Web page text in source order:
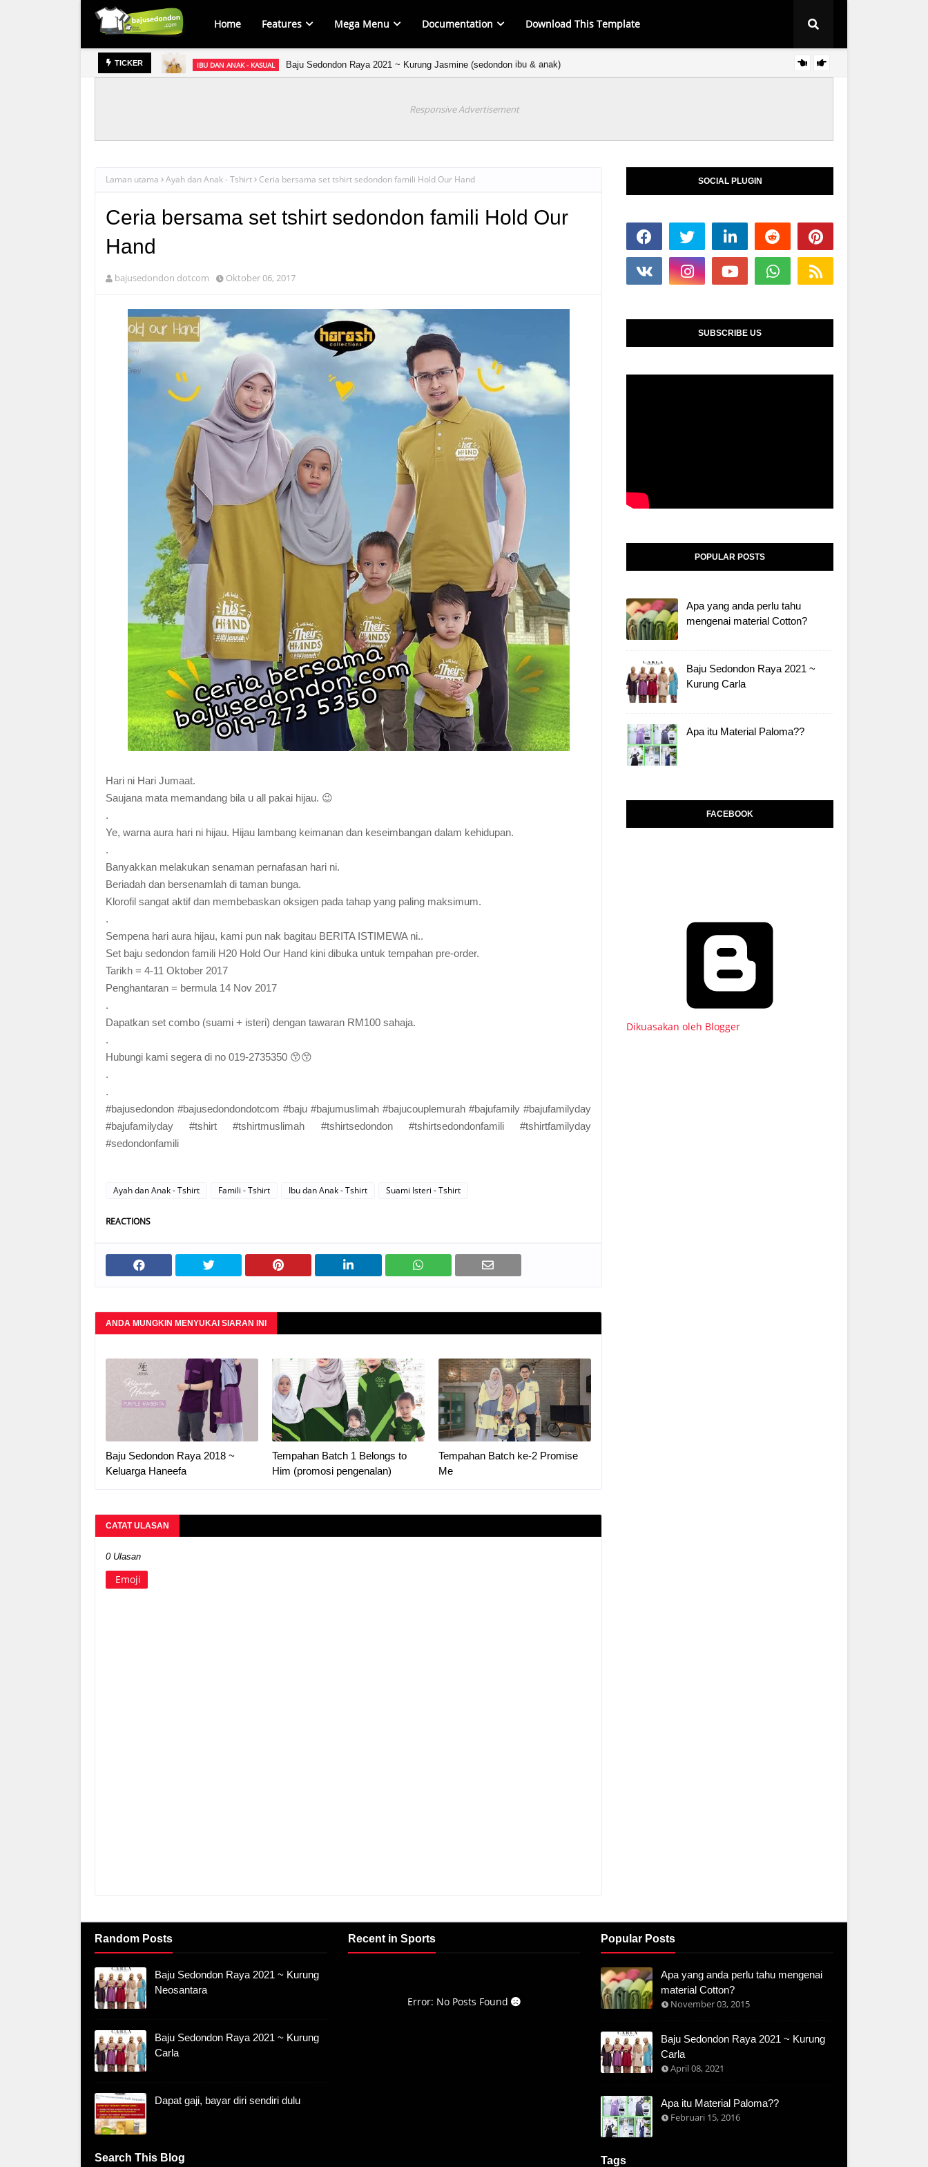
Home Features Mega Menu Documentation Download This Template
TICKER IBU DAN ANAK - KASUAL Baju Sedondon Raya 2021 ~ Kurung Jasmine (sedondon ibu & anak)
Responsive Advertisement
Laman utama Ayah dan Anak - Tshirt Ceria bersama set tshirt sedondon famili Hold Our Hand
Ceria bersama set tshirt sedondon famili Hold Our
Hand
bajusedondon dotcom Oktober 06, 2017
Hari ni Hari Jumaat.
Saujana mata memandang bila u all pakai hijau. 😉
.
Ye, warna aura hari ni hijau. Hijau lambang keimanan dan keseimbangan dalam kehidupan.
.
Banyakkan melakukan senaman pernafasan hari ni.
Beriadah dan bersenamlah di taman bunga.
Klorofil sangat aktif dan membebaskan oksigen pada tahap yang paling maksimum.
.
Sempena hari aura hijau, kami pun nak bagitau BERITA ISTIMEWA ni..
Set baju sedondon famili H20 Hold Our Hand kini dibuka untuk tempahan pre-order.
Tarikh = 4-11 Oktober 2017
Penghantaran = bermula 14 Nov 2017
.
Dapatkan set combo (suami + isteri) dengan tawaran RM100 sahaja.
.
Hubungi kami segera di no 019-2735350 😙😙
.
.
#bajusedondon #bajusedondondotcom #baju #bajumuslimah #bajucouplemurah #bajufamily #bajufamilyday
#bajufamilyday #tshirt #tshirtmuslimah #tshirtsedondon #tshirtsedondonfamili #tshirtfamilyday
#sedondonfamili
Ayah dan Anak - Tshirt Famili - Tshirt Ibu dan Anak - Tshirt Suami Isteri - Tshirt
REACTIONS
ANDA MUNGKIN MENYUKAI SIARAN INI
Baju Sedondon Raya 2018 ~
Keluarga Haneefa
Tempahan Batch 1 Belongs to
Him (promosi pengenalan)
Tempahan Batch ke-2 Promise
Me
CATAT ULASAN
0 Ulasan
Emoji
SOCIAL PLUGIN
SUBSCRIBE US
POPULAR POSTS
Apa yang anda perlu tahu
mengenai material Cotton?
Baju Sedondon Raya 2021 ~
Kurung Carla
Apa itu Material Paloma??
FACEBOOK
Dikuasakan oleh Blogger
Random Posts
Baju Sedondon Raya 2021 ~ Kurung
Neosantara
Baju Sedondon Raya 2021 ~ Kurung
Carla
Dapat gaji, bayar diri sendiri dulu
Search This Blog
Recent in Sports
Error: No Posts Found
Popular Posts
Apa yang anda perlu tahu mengenai
material Cotton?
November 03, 2015
Baju Sedondon Raya 2021 ~ Kurung
Carla
April 08, 2021
Apa itu Material Paloma??
Februari 15, 2016
Tags